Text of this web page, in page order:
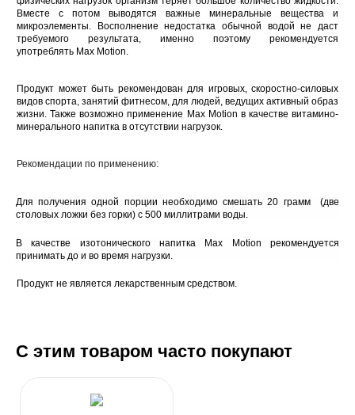
Вместе с потом выводятся важные минеральные вещества и
микроэлементы. Восполнение недостатка обычной водой не даст
требуемого результата, именно поэтому рекомендуется
употреблять Max Motion.
Продукт может быть рекомендован для игровых, скоростно-силовых
видов спорта, занятий фитнесом, для людей, ведущих активный образ
жизни. Также возможно применение Max Motion в качестве витамино-
минерального напитка в отсутствии нагрузок.
Рекомендации по применению:
Для получения одной порции необходимо смешать 20 грамм (две
столовых ложки без горки) с 500 миллитрами воды.
В качестве изотонического напитка Max Motion рекомендуется
принимать до и во время нагрузки.
Продукт не является лекарственным средством.
С этим товаром часто покупают